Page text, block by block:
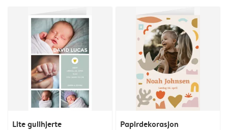
Lite gullhjerte Papirdekorasjon